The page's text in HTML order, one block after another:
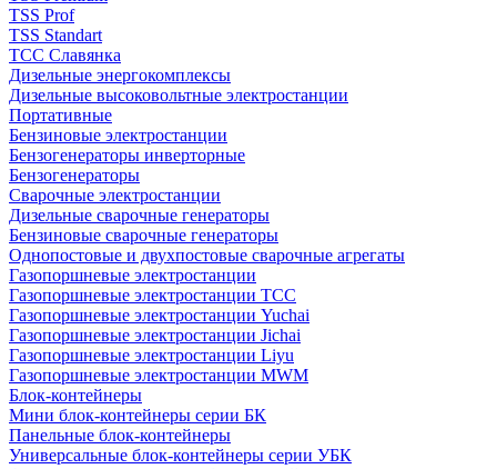
TSS Prof
TSS Standart
ТСС Славянка
Дизельные энергокомплексы
Дизельные высоковольтные электростанции
Портативные
Бензиновые электростанции
Бензогенераторы инверторные
Бензогенераторы
Сварочные электростанции
Дизельные сварочные генераторы
Бензиновые сварочные генераторы
Однопостовые и двухпостовые сварочные агрегаты
Газопоршневые электростанции
Газопоршневые электростанции ТСС
Газопоршневые электростанции Yuchai
Газопоршневые электростанции Jichai
Газопоршневые электростанции Liyu
Газопоршневые электростанции MWM
Блок-контейнеры
Мини блок-контейнеры серии БК
Панельные блок-контейнеры
Универсальные блок-контейнеры серии УБК